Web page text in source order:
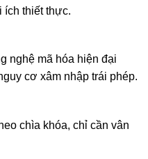
ích thiết thực.
nghệ mã hóa hiện đại
cơ xâm nhập trái phép.
chìa khóa, chỉ cần vân